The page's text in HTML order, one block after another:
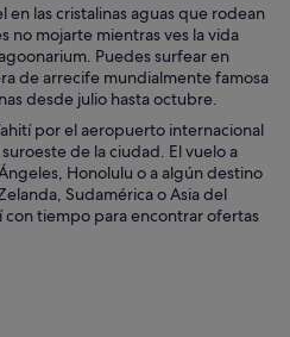
en las cristalinas aguas que rodean
no mojarte mientras ves la vida
Puedes surfear en
de arrecife mundialmente famosa
desde julio hasta octubre.
por el aeropuerto internacional
de la ciudad. El vuelo a
Honolulu o a algún destino
Sudamérica o Asia del
con tiempo para encontrar ofertas